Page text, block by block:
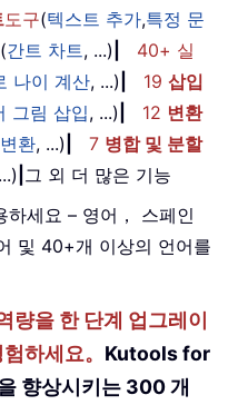
도구(텍스트 추가,특정 문
(간트 차트, ...)
40+ 실
나이 계산, ...) 19 삽입
그림 삽입, ...) 12 변환
환, ...) 7 병합 및 분할
그 외 더 많은 기능
세요 – 영어， 스페인
및 40+개 이상의 언어를
을 한 단계 업그레이
하세요。 Kutools for
향상시키는 300 개